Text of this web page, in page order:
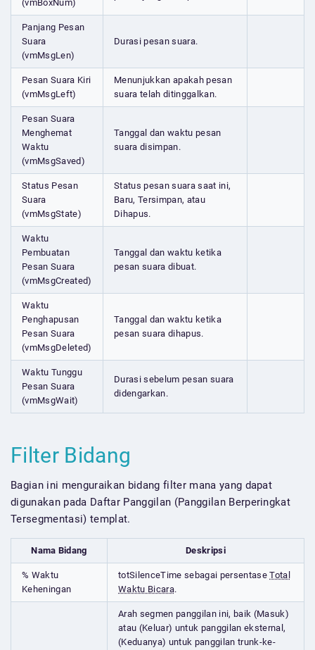
(vmBoxNum)
Panjang Pesan
Suara
(vmMsgLen)
Durasi pesan suara.
Pesan Suara Kiri
(vmMsgLeft)
Menunjukkan apakah pesan
suara telah ditinggalkan.
Pesan Suara
Menghemat
Waktu
(vmMsgSaved)
Tanggal dan waktu pesan
suara disimpan.
Status Pesan
Suara
(vmMsgState)
Status pesan suara saat ini,
Baru, Tersimpan, atau
Dihapus.
Waktu
Pembuatan
Pesan Suara
(vmMsgCreated)
Tanggal dan waktu ketika
pesan suara dibuat.
Waktu
Penghapusan
Pesan Suara
(vmMsgDeleted)
Tanggal dan waktu ketika
pesan suara dihapus.
Waktu Tunggu
Pesan Suara
(vmMsgWait)
Durasi sebelum pesan suara
didengarkan.
Filter Bidang
Bagian ini menguraikan bidang filter mana yang dapat
digunakan pada Daftar Panggilan (Panggilan Berperingkat
Tersegmentasi) templat.
Nama Bidang Deskripsi
% Waktu
Keheningan
totSilenceTime sebagai persentaseTotal
Waktu Bicara.
Arah segmen panggilan ini, baik (Masuk)
atau (Keluar) untuk panggilan eksternal,
(Keduanya) untuk panggilan trunk-ke-